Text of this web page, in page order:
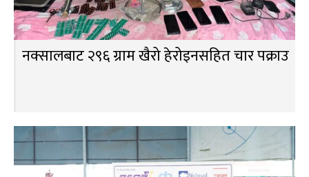
नक्सालबाट २९६ ग्राम खैरो हेरोइनसहित चार पक्राउ